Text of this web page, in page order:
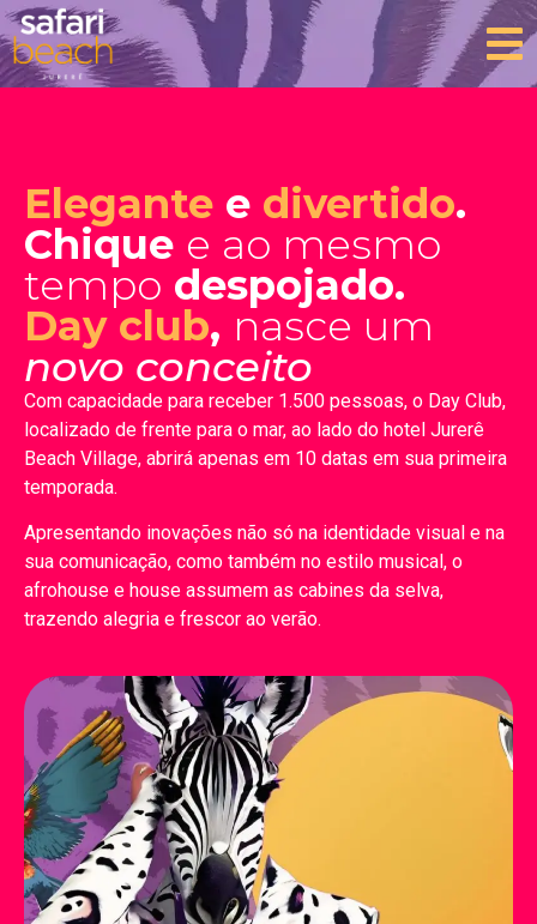
Elegante e divertido.
Chique e ao mesmo
tempo despojado.
Day club, nasce um
novo conceito
Com capacidade para receber 1.500 pessoas, o Day Club,
localizado de frente para o mar, ao lado do hotel Jurerê
Beach Village, abrirá apenas em 10 datas em sua primeira
temporada.
Apresentando inovações não só na identidade visual e na
sua comunicação, como também no estilo musical, o
afrohouse e house assumem as cabines da selva,
trazendo alegria e frescor ao verão.